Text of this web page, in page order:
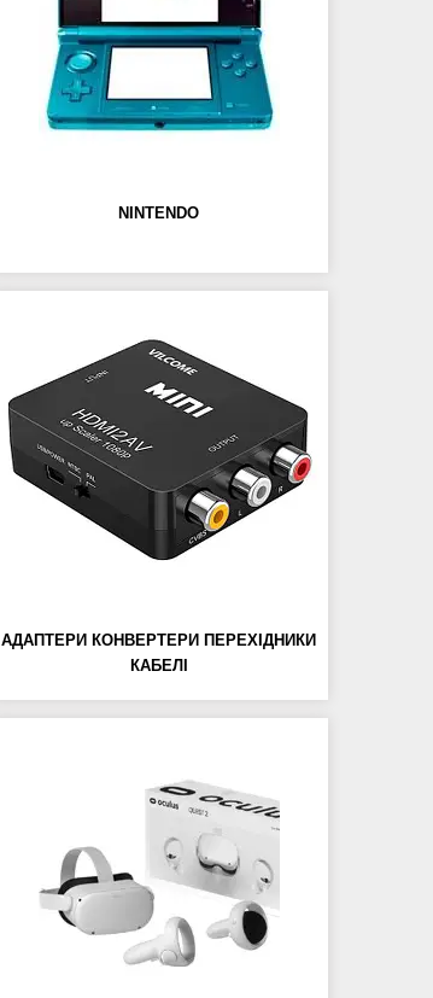
NINTENDO
АДАПТЕРИ КОНВЕРТЕРИ ПЕРЕХІДНИКИ
КАБЕЛІ